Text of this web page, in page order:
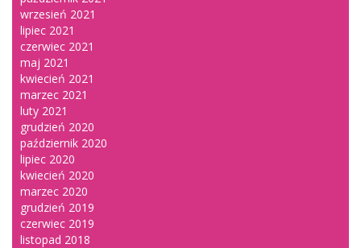
wrzesień 2021
lipiec 2021
czerwiec 2021
maj 2021
kwiecień 2021
marzec 2021
luty 2021
grudzień 2020
październik 2020
lipiec 2020
kwiecień 2020
marzec 2020
grudzień 2019
czerwiec 2019
listopad 2018